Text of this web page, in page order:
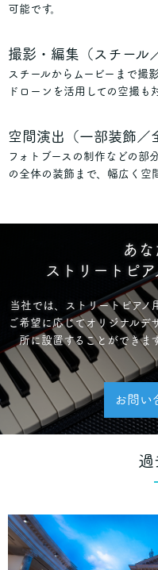
可能です。
撮影・編集（スチール
スチールからムービーまで撮
ドローンを活用しての空撮も
空間演出（一部装飾／
フォトブースの制作などの部
の全体の装飾まで、幅広く空
あ
ストリートピ
当社では、ストリートピアノ
ご希望に応じてオリジナルデ
所に設置することができま
お問い
過